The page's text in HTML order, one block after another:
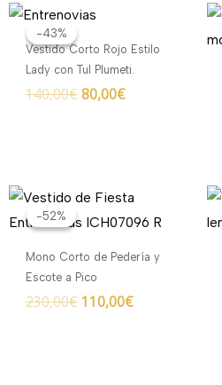
-43%
-43%
Vestido Corto Rojo Estilo
Lady con Tul Plumeti.
140,00€
El
original
era:
80,00€
actual
es:
-52%
-52%
Mono Corto de Pedería y
Escote a Pico
230,00€
El
original
230,00€.
110,00€
El
actual
110,00€.